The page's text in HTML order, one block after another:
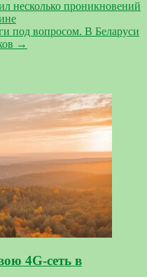
несколько проникновений
под вопросом. В Беларуси
→
4G-сеть в